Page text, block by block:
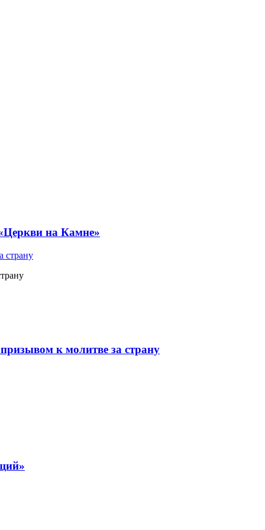
на Камне»
к молитве за страну